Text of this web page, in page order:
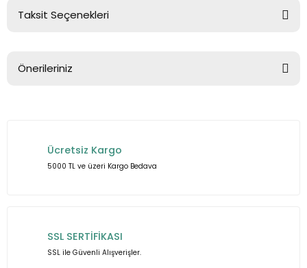
Taksit Seçenekleri
Önerileriniz
Görüş ve önerileriniz için teşekkür ederiz.
Ürün fiyatı diğer sitelerden daha pahalı.
Ücretsiz Kargo
5000 TL ve üzeri Kargo Bedava
SSL SERTİFİKASI
SSL ile Güvenli Alışverişler.